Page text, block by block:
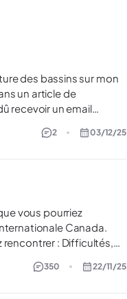
des bassins sur mon
recevoir un email
Bassin fermé » et «
2 03/12/25
vous pourriez
Canada.
rencontrer : Difficultés,
n'a pas encore été
350 22/11/25